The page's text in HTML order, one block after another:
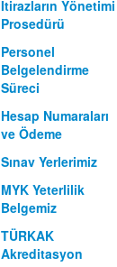
İtirazların Yönetimi
Prosedürü
Personel
Belgelendirme
Süreci
Hesap Numaraları
ve Ödeme
Sınav Yerlerimiz
MYK Yeterlilik
Belgemiz
TÜRKAK
Akreditasyon